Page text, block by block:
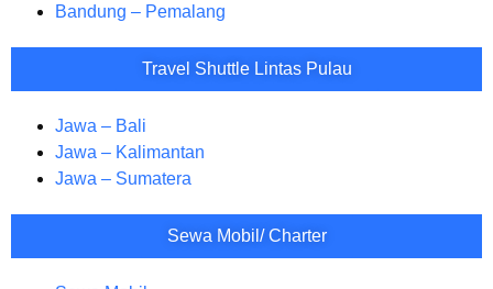
Bandung – Pemalang
Travel Shuttle Lintas Pulau
Jawa – Bali
Jawa – Kalimantan
Jawa – Sumatera
Sewa Mobil/ Charter